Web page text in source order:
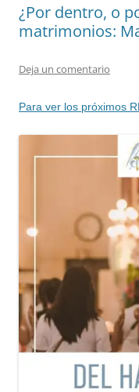
¿Por dentro, o
matrimonios:
Deja un comentario
Para ver los próximos